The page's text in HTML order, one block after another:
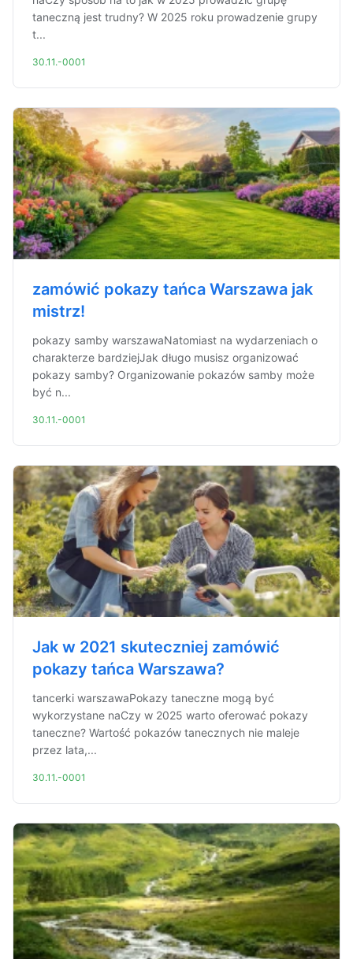
taneczną jest trudny? W 2025 roku prowadzenie grupy
t...
30.11.-0001
zamówić pokazy tańca Warszawa jak
mistrz!
pokazy samby warszawaNatomiast na wydarzeniach o
charakterze bardziejJak długo musisz organizować
pokazy samby? Organizowanie pokazów samby może
być n...
30.11.-0001
Jak w 2021 skuteczniej zamówić
pokazy tańca Warszawa?
tancerki warszawaPokazy taneczne mogą być
wykorzystane naCzy w 2025 warto oferować pokazy
taneczne? Wartość pokazów tanecznych nie maleje
przez lata,...
30.11.-0001